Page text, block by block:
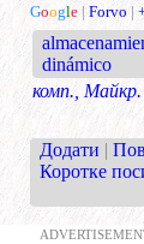
Google | Forvo |
dinámico
комп., Майкр.
Додати |
Коротке